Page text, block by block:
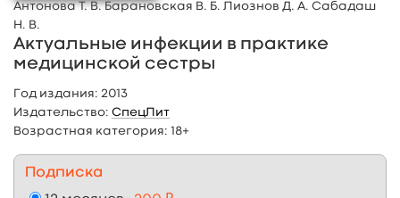
Антонова Т. В. Барановская В. Б. Лиознов Д. А. Сабадаш
Н. В.
Актуальные инфекции в практике
медицинской сестры
Год издания: 2013
Издательство: СпецЛит
Возрастная категория: 18+
Подписка